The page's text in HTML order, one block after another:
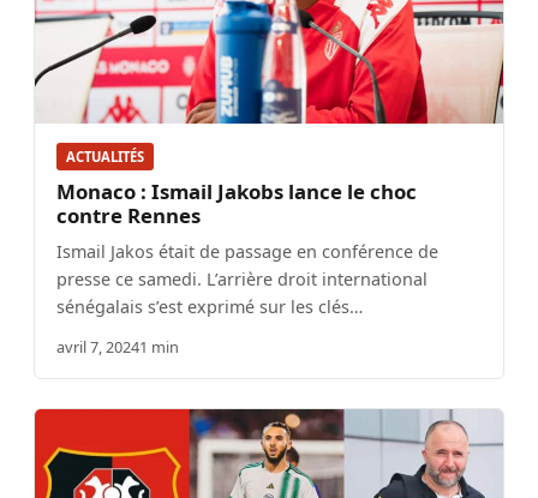
ACTUALITÉS
Monaco : Ismail Jakobs lance le choc
contre Rennes
Ismail Jakos était de passage en conférence de
presse ce samedi. L’arrière droit international
sénégalais s’est exprimé sur les clés…
avril 7, 20241 min